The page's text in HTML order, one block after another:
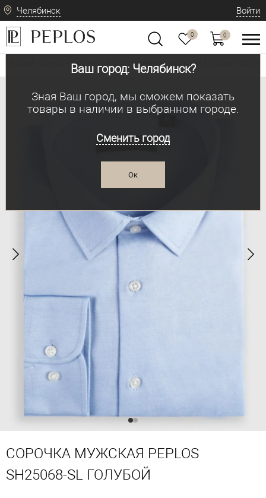
Челябинск
Ваш город: Челябинск?
Зная Ваш город, мы сможем показать
товары в наличии в выбранном городе.
Сменить город
Ок
Войти
0 0
Мужская одежда: классическая и современная Мужские рубашки | сорочки
СОРОЧКА МУЖСКАЯ PEPLOS
SH25068-SL ГОЛУБОЙ